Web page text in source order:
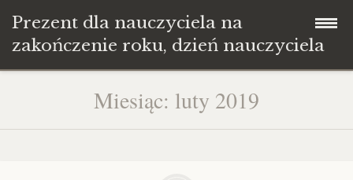
Prezent dla nauczyciela na
zakończenie roku, dzień nauczyciela
treści
Strona GłównaMiesiąc: luty 2019